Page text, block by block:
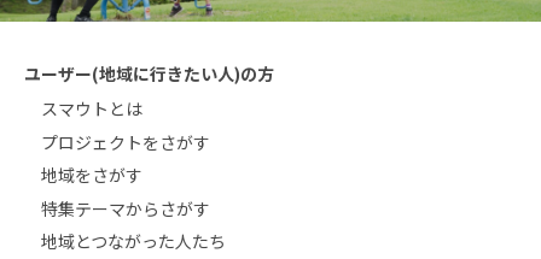
ユーザー(地域に行きたい人)の方
スマウトとは
プロジェクトをさがす
地域をさがす
特集テーマからさがす
地域とつながった人たち